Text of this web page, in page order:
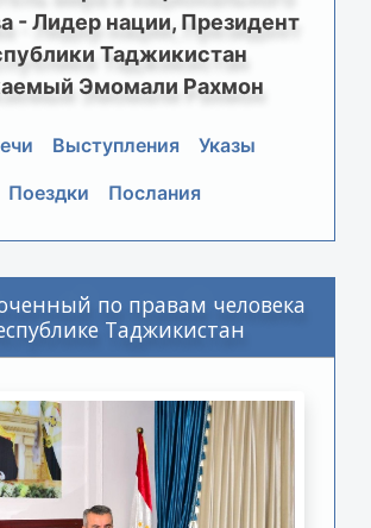
- Лидер нации, Президент
Таджикистан
Эмомали Рахмон
Выступления
Указы
Поездки
Послания
по правам человека
Таджикистан